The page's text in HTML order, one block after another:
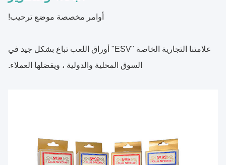
أوامر مخصصة موضع ترحيب!
علامتنا التجارية الخاصة "ESV" أوراق اللعب تباع بشكل جيد في
السوق المحلية والدولية ، ويفضلها العملاء.